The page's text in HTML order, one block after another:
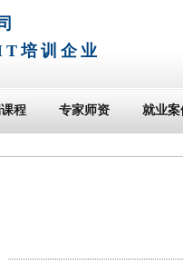
培训企业
程 专家师资 就业案